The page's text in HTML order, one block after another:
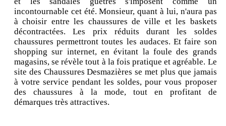
incontournable cet été. Monsieur, quant à lui, n'aura pas
à choisir entre les chaussures de ville et les baskets
décontractées. Les prix réduits durant les soldes
chaussures permettront toutes les audaces. Et faire son
shopping sur internet, en évitant la foule des grands
magasins, se révèle tout à la fois pratique et agréable. Le
site des Chaussures Desmazières se met plus que jamais
à votre service pendant les soldes, pour vous proposer
des chaussures à la mode, tout en profitant de
démarques très attractives.